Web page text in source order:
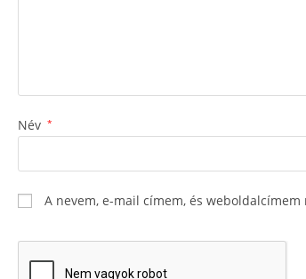
Név *
A nevem, e-mail címem, és